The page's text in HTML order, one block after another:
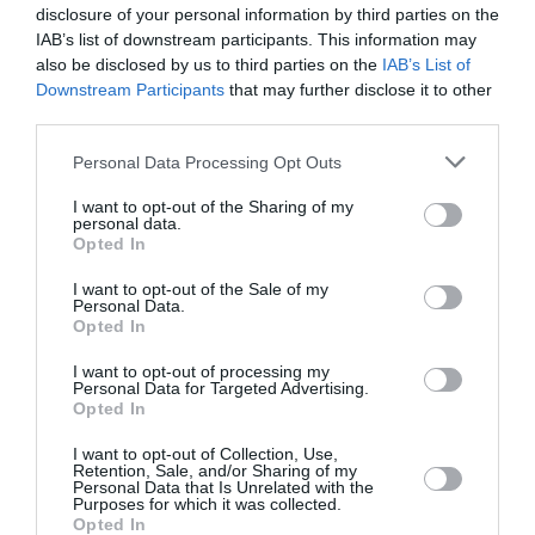
disclosure of your personal information by third parties on the
IAB’s list of downstream participants. This information may
also be disclosed by us to third parties on the IAB’s List of
Downstream Participants that may further disclose it to other
Personal Data Processing Opt Outs
I want to opt-out of the Sharing of my
personal data.
Opted In
I want to opt-out of the Sale of my
Personal Data.
Opted In
I want to opt-out of processing my
Personal Data for Targeted Advertising.
Opted In
I want to opt-out of Collection, Use,
Retention, Sale, and/or Sharing of my
Personal Data that Is Unrelated with the
Purposes for which it was collected.
Opted In
* Αναδημοσίευση από το περιοδικό Culturenow Mag,
τεύχος 34
Θανάσης Τρομπούκης
Ακολουθήστε το Culturenow.gr στο
Google News
Δείτε όλα τατελευταία νέα
Νέοι Διαγωνισμοί
Tags
Newsletter